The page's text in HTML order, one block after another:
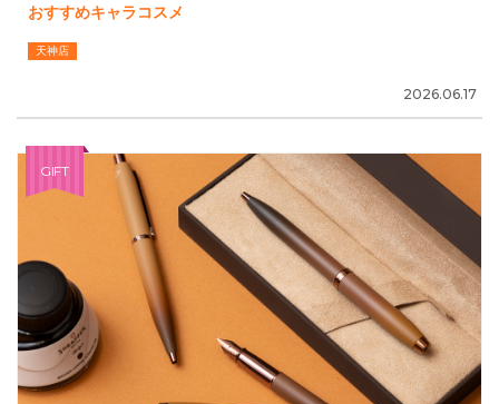
おすすめキャラコスメ
天神店
2026.06.17
GIFT